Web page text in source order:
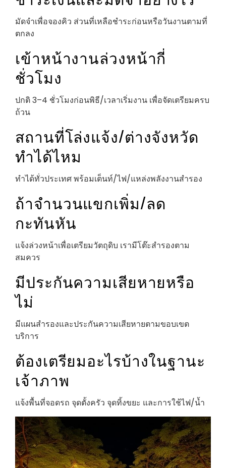
มัดจำเพื่อจองคิว ส่วนที่เหลือชำระก่อนหรือวันงานตามที่
ตกลง
เข้าหน้างานล่วงหน้ากี่
ชั่วโมง
ปกติ 3–4 ชั่วโมงก่อนพิธี/เวลาเริ่มงาน เพื่อจัดเตรียมครบ
ถ้วน
สถานที่โล่งแจ้ง/ต่างจังหวัด
ทำได้ไหม
ทำได้ทั่วประเทศ พร้อมเต็นท์/ไฟ/แหล่งพลังงานสำรอง
ถ้าจำนวนแขกเพิ่ม/ลด
กะทันหัน
แจ้งล่วงหน้าเพื่อเตรียมวัตถุดิบ เรามีโต๊ะสำรองตาม
สมควร
มีประกันความเสียหายหรือ
ไม่
มีแผนสำรองและประกันความเสียหายตามขอบเขต
บริการ
ต้องเตรียมอะไรบ้างในฐานะ
เจ้าภาพ
แจ้งพื้นที่จอดรถ จุดตั้งครัว จุดทิ้งขยะ และการใช้ไฟ/น้ำ